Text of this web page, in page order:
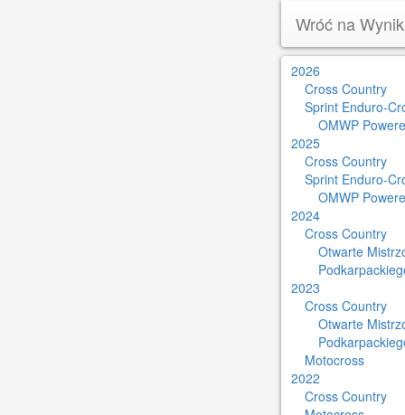
Wróć na
2026
Cross Country
Sprint Enduro-
OMWP
2025
Cross Country
Sprint Enduro-
OMWP
2024
Cross Country
Otwarte
2023
Cross Country
Otwarte
Motocross
2022
Cross Country